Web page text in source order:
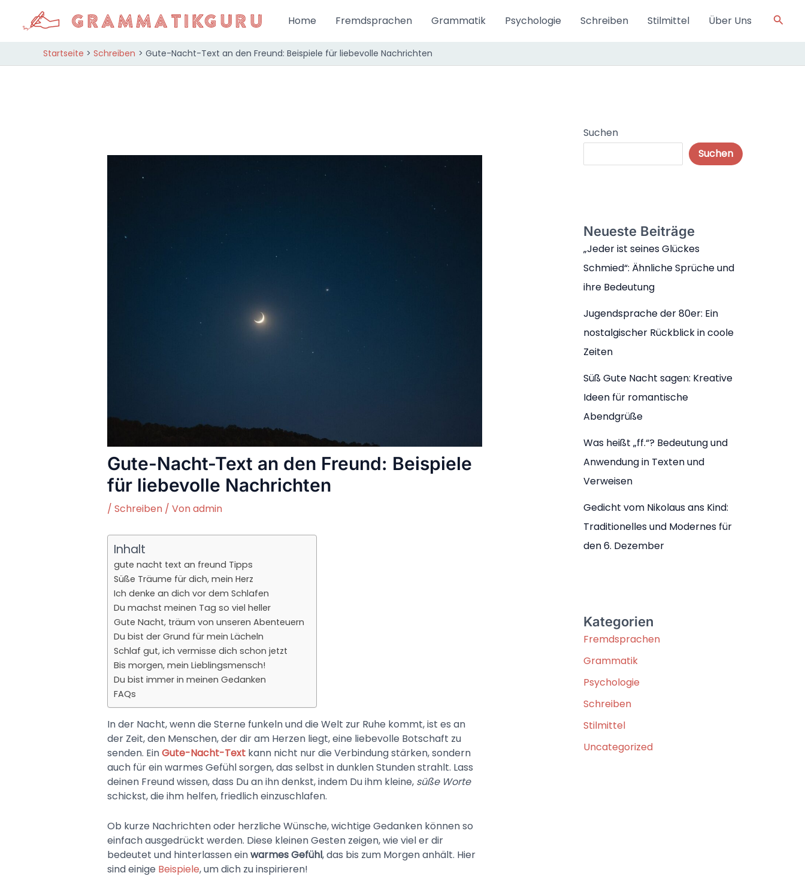
springen
Home Fremdsprachen Grammatik Psychologie Schreiben Stilmittel Über Uns
Startseite Schreiben Gute-Nacht-Text an den Freund: Beispiele für liebevolle Nachrichten
Gute-Nacht-Text an den Freund: Beispiele
für liebevolle Nachrichten
/ Schreiben/ Vonadmin
Inhalt
gute nacht text an freund Tipps
Süße Träume für dich, mein Herz
Ich denke an dich vor dem Schlafen
Du machst meinen Tag so viel heller
Gute Nacht, träum von unseren Abenteuern
Du bist der Grund für mein Lächeln
Schlaf gut, ich vermisse dich schon jetzt
Bis morgen, mein Lieblingsmensch!
Du bist immer in meinen Gedanken
FAQs
In der Nacht, wenn die Sterne funkeln und die Welt zur Ruhe kommt, ist es an
der Zeit, den Menschen, der dir am Herzen liegt, eine liebevolle Botschaft zu
senden. EinGute-Nacht-Textkann nicht nur die Verbindung stärken, sondern
auch für ein warmes Gefühl sorgen, das selbst in dunklen Stunden strahlt. Lass
deinen Freund wissen, dass Du an ihn denkst, indem Du ihm kleine, süße Worte
schickst, die ihm helfen, friedlich einzuschlafen.
Ob kurze Nachrichten oder herzliche Wünsche, wichtige Gedanken können so
einfach ausgedrückt werden. Diese kleinen Gesten zeigen, wie viel er dir
bedeutet und hinterlassen einwarmes Gefühl, das bis zum Morgen anhält. Hier
sind einige Beispiele, um dich zu inspirieren!
Suchen
Suchen
Neueste Beiträge
„Jeder ist seines Glückes
Schmied“: Ähnliche Sprüche und
ihre Bedeutung
Jugendsprache der 80er: Ein
nostalgischer Rückblick in coole
Zeiten
Süß Gute Nacht sagen: Kreative
Ideen für romantische
Abendgrüße
Was heißt „ff.“? Bedeutung und
Anwendung in Texten und
Verweisen
Gedicht vom Nikolaus ans Kind:
Traditionelles und Modernes für
den 6. Dezember
Kategorien
Fremdsprachen
Grammatik
Psychologie
Schreiben
Stilmittel
Uncategorized